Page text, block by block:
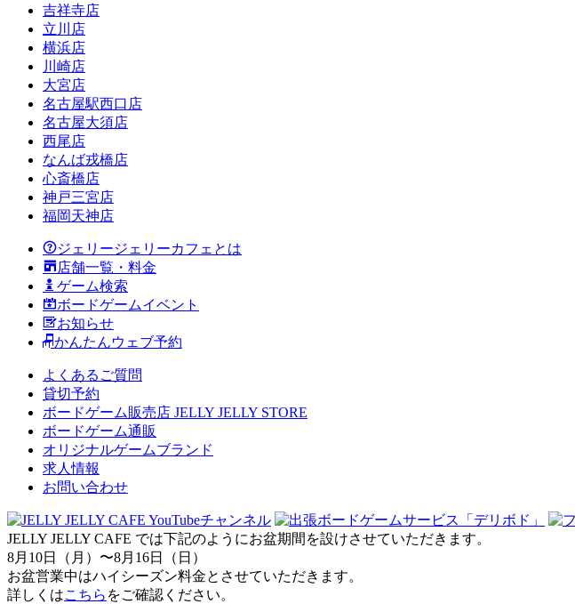
吉祥寺店
立川店
横浜店
川崎店
大宮店
名古屋駅西口店
名古屋大須店
西尾店
なんば戎橋店
心斎橋店
神戸三宮店
福岡天神店
ジェリージェリーカフェとは
店舗一覧・料金
ゲーム検索
ボードゲームイベント
お知らせ
かんたんウェブ予約
よくあるご質問
貸切予約
ボードゲーム販売店 JELLY JELLY STORE
ボードゲーム通販
オリジナルゲームブランド
求人情報
お問い合わせ
JELLY JELLY CAFE では下記のようにお盆期間を設けさせていただきます。
8月10日（月）〜8月16日（日）
お盆営業中はハイシーズン料金とさせていただきます。
詳しくはこちら をご確認ください。